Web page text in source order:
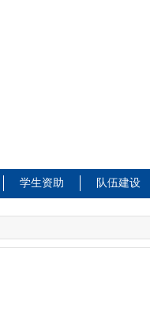
学生资助 队伍建设